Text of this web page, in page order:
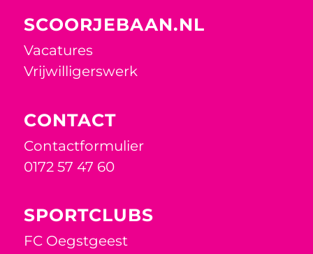
SCOORJEBAAN.NL
Vacatures
Vrijwilligerswerk
CONTACT
Contactformulier
0172 57 47 60
SPORTCLUBS
FC Oegstgeest